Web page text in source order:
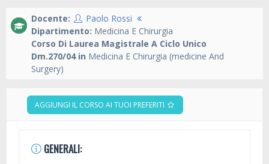
Docente:
Paolo Rossi
Dipartimento: Medicina E Chirurgia
Corso Di Laurea Magistrale A Ciclo Unico
Dm.270/04 in Medicina E Chirurgia (medicine And
Surgery)
AGGIUNGI IL CORSO AI TUOI PREFERITI
GENERALI: